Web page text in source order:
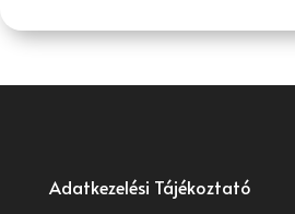
Adatkezelési Tájékoztató